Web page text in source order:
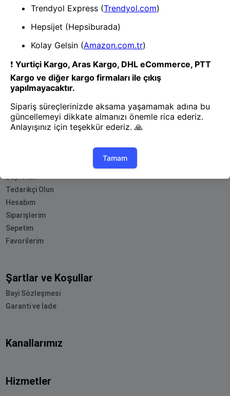
App Store Google Play
Hakkımızda
Akademi
Bilgi Merkezi
Yete Import
Yol Haritamız
Bayi Olun
Tedarikçi Olun
Hesabım
Siparişlerim
Sepetim
Favorilerim
Şartlar ve Koşullar
Bayi Sözleşmesi
Garanti ve İade
Kanallarımız
Hizmetler